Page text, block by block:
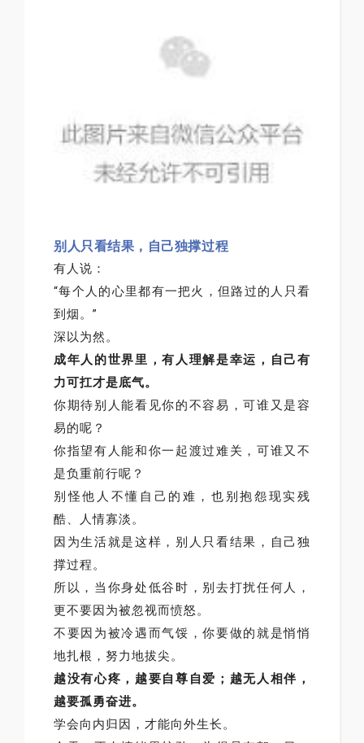
别人只看结果，自己独撑过程
有人说：
“每个人的心里都有一把火，但路过的人只看
到烟。”
深以为然。
成年人的世界里，有人理解是幸运，自己有
力可扛才是底气。
你期待别人能看见你的不容易，可谁又是容
易的呢？
你指望有人能和你一起渡过难关，可谁又不
是负重前行呢？
别怪他人不懂自己的难，也别抱怨现实残
酷、人情寡淡。
因为生活就是这样，别人只看结果，自己独
撑过程。
所以，当你身处低谷时，别去打扰任何人，
更不要因为被忽视而愤怒。
不要因为被冷遇而气馁，你要做的就是悄悄
地扎根，努力地拔尖。
越没有心疼，越要自尊自爱；越无人相伴，
越要孤勇奋进。
学会向内归因，才能向外生长。